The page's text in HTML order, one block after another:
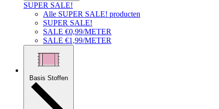
SUPER SALE!
Alle SUPER SALE! producten
SUPER SALE!
SALE €0,99/METER
SALE €1,99/METER
Basis Stoffen